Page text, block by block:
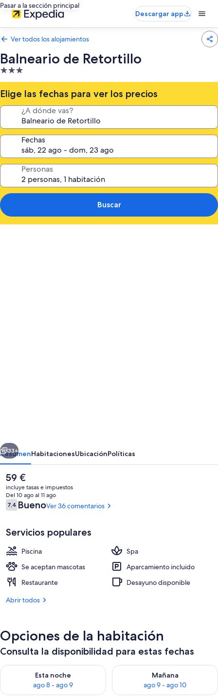
Pasar a la sección principal
Descargar app
Ver todos los alojamientos
Balneario de Retortillo
Alojamiento
de
3.0 estrellas
Elige las fechas para ver los precios
¿A dónde vas?
Fechas
Personas
Buscar
Una piscina cubierta
Siguiente
33+
ResumenHabitacionesUbicaciónPolíticas
El
precio
actual
es
de
59 €
incluye tasas e impuestos
Del 10 ago al 11 ago
Comentarios
7,47,4 de 10
BuenoVer 36 comentarios
Servicios populares
Piscina
Spa
Se aceptan mascotas
Aparcamiento incluido
Restaurante
Desayuno disponible
Abrir todos
Opciones de la habitación
Consulta la disponibilidad para estas fechas
Esta noche
ago 8 - ago 9
Consulta la disponibilidad para esta noche, ago 8 - ago 9
Mañana
ago 9 - ago 10
Consulta la disponibilidad